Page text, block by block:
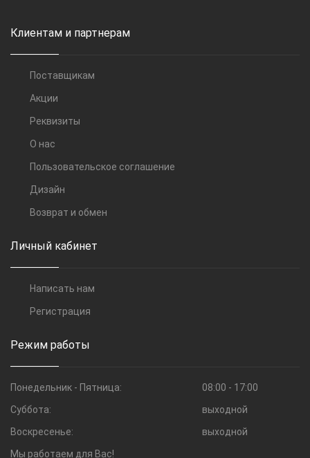
Клиентам и партнерам
Поставщикам
Акции
Реквизиты
О нас
Пользовательское соглашение
Дизайн
Возврат и обмен
Личный кабинет
Написать нам
Регистрация
Режим работы
Понедельник - Пятница:
08:00 - 17:00
Суббота:
выходной
Воскресенье:
выходной
Мы работаем для Вас!